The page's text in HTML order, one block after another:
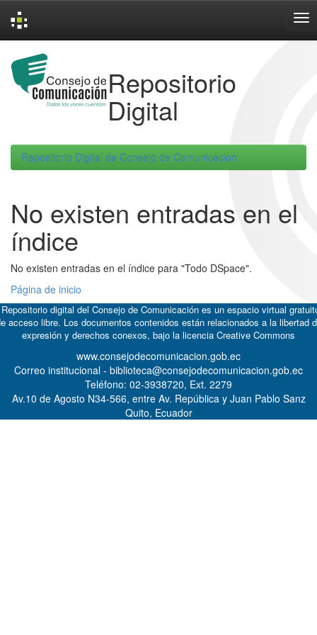
navigation
Repositorio
Digital
Repositorio Digital de Consejo de Comunicacion
No existen entradas en el
índice
No existen entradas en el índice para "Todo DSpace".
Página de inicio
digital del Consejo de Comunicación es un espacio virtual
acceso libre. Los documentos contenidos están relacionados a la libertad
expresión y derechos conexos, bajo la licencia Creative Commons
www.consejodecomunicacion.gob.ec
Correo institucional - biblioteca@consejodecomunicacion.gob.ec
Teléfono: 02-3938720, Ext. 2279
Av.10 de Agosto N34-566, entre Av. República y Juan Pablo Sanz
Quito, Ecuador